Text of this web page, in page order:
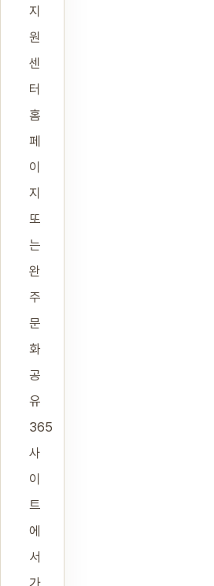
지
원
센
터
홈
페
이
지
또
는
완
주
문
화
공
유
365
사
이
트
에
서